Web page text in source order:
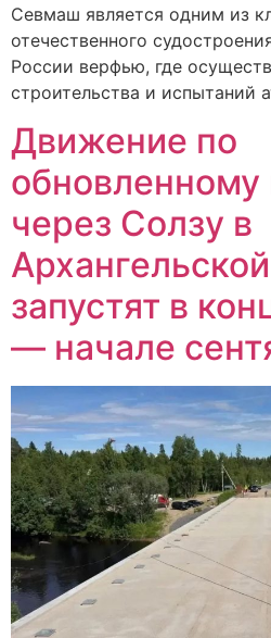
Севмаш является одним из
отечественного
России верфью, где
строительства и испытаний
Движение по
обновленному
через Солзу в
запустят в
— начале